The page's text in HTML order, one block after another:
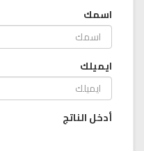
اسمك
ايميلك
أدخل الناتج